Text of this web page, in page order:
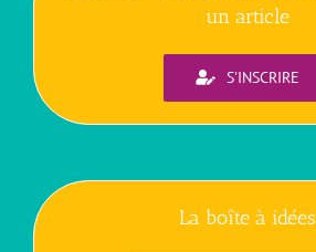
un article
S'INSCRIRE
La boîte à idées